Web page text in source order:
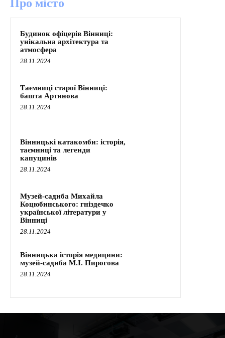
Про місто
Будинок офіцерів Вінниці:
унікальна архітектура та
атмосфера
28.11.2024
Таємниці старої Вінниці:
башта Артинова
28.11.2024
Вінницькі катакомби: історія,
таємниці та легенди
капуцинів
28.11.2024
Музей-садиба Михайла
Коцюбинського: гніздечко
української літератури у
Вінниці
28.11.2024
Вінницька історія медицини:
музей-садиба М.І. Пирогова
28.11.2024